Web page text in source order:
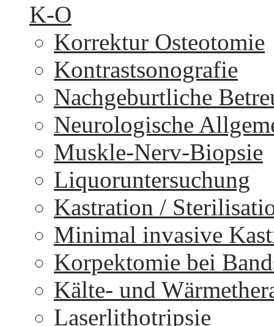
K-O
Korrektur Osteotomie
Kontrastsonografie
Nachgeburtliche
Neurologische
Muskle-Nerv-Biopsie
Liquoruntersuchung
Kastration /
Minimal invasive
Korpektomie bei
Kälte- und
Laserlithotripsie